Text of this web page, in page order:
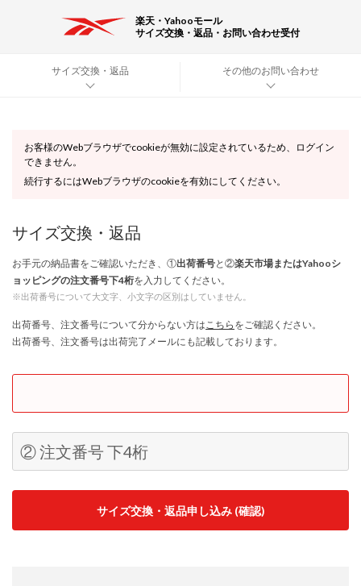
楽天・Yahooモール
サイズ交換・返品・お問い合わせ受付
サイズ交換・返品 その他のお問い合わせ
お客様のWebブラウザでcookieが無効に設定されているため、ログイン
できません。
続行するにはWebブラウザのcookieを有効にしてください。
サイズ交換・返品
お手元の納品書をご確認いただき、①出荷番号と②楽天市場またはYahooシ
ョッピングの注文番号下4桁を入力してください。
※出荷番号について大文字、小文字の区別はしていません。
出荷番号、注文番号について分からない方はこちら をご確認ください。
出荷番号、注文番号は出荷完了メールにも記載しております。
Begin typing for results.
② 注文番号 下4桁
サイズ交換・返品申し込み (確認)